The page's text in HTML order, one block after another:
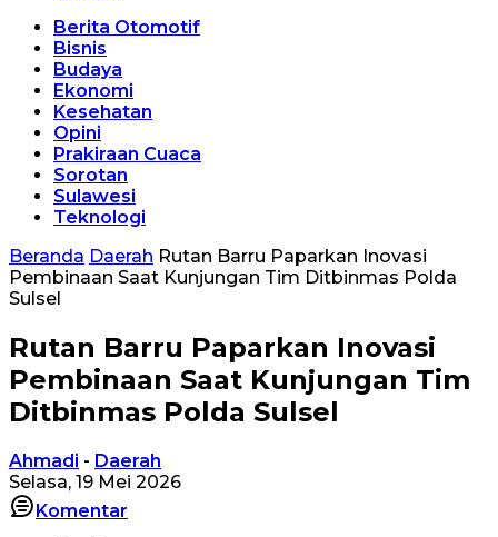
Berita Otomotif
Bisnis
Budaya
Ekonomi
Kesehatan
Opini
Prakiraan Cuaca
Sorotan
Sulawesi
Teknologi
Beranda Daerah Rutan Barru Paparkan Inovasi
Pembinaan Saat Kunjungan Tim Ditbinmas Polda
Sulsel
Rutan Barru Paparkan Inovasi
Pembinaan Saat Kunjungan Tim
Ditbinmas Polda Sulsel
Ahmadi - Daerah
Selasa, 19 Mei 2026
Komentar